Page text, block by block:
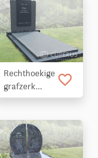
Rechthoekige
grafzerk
gemaakt van
favorite_border